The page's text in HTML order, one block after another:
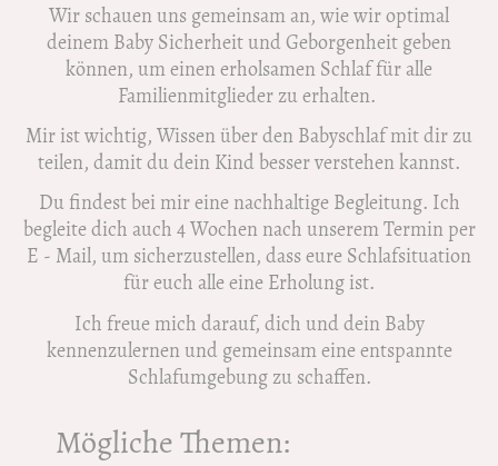
Wir schauen uns gemeinsam an, wie wir optimal
deinem Baby Sicherheit und Geborgenheit geben
können, um einen erholsamen Schlaf für alle
Familienmitglieder zu erhalten.
Mir ist wichtig, Wissen über den Babyschlaf mit dir zu
teilen, damit du dein Kind besser verstehen kannst.
Du findest bei mir eine nachhaltige Begleitung. Ich
begleite dich auch 4 Wochen nach unserem Termin per
E - Mail, um sicherzustellen, dass eure Schlafsituation
für euch alle eine Erholung ist.
Ich freue mich darauf, dich und dein Baby
kennenzulernen und gemeinsam eine entspannte
Schlafumgebung zu schaffen.
Mögliche Themen: